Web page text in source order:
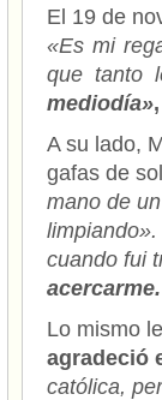
El 19 de
«Es mi
que tanto
mediodía»
A su lado,
gafas de
mano de
cuando fui
Lo mismo
agradeció
católica,